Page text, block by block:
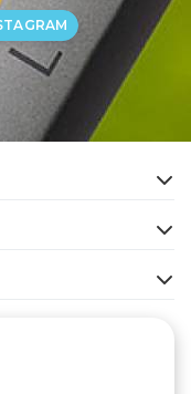
de hoogte te